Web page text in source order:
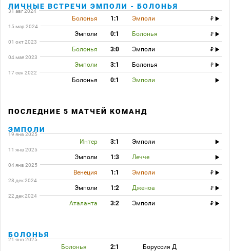
ЛИЧНЫЕ ВСТРЕЧИ ЭМПОЛИ - БОЛОНЬЯ
31 авг 2024
Болонья 1:1 Эмполи
15 мар 2024
Эмполи 0:1 Болонья
01 окт 2023
Болонья 3:0 Эмполи
04 мая 2023
Эмполи 3:1 Болонья
17 сен 2022
Болонья 0:1 Эмполи
ПОСЛЕДНИЕ 5 МАТЧЕЙ КОМАНД
ЭМПОЛИ
19 янв 2025
Интер 3:1 Эмполи
11 янв 2025
Эмполи 1:3 Лечче
04 янв 2025
Венеция 1:1 Эмполи
28 дек 2024
Эмполи 1:2 Дженоа
22 дек 2024
Аталанта 3:2 Эмполи
БОЛОНЬЯ
21 янв 2025
Болонья 2:1 Боруссия Д